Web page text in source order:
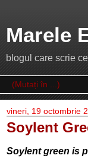
Marele
blogul care scrie
vineri, 19 octombrie
Soylent
Soylent green is